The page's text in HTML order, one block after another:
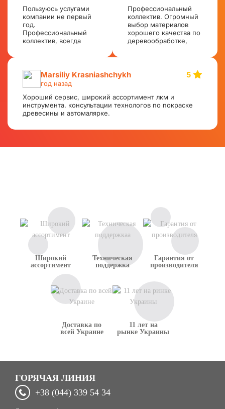
Пользуюсь услугами
компании не первый
год.
Профессиональный
коллектив, всегда
помогут
сформировать заказ.
Огромный выбор
материалов хорошего
качества по
адекватным ценам.
Доставка и
Профессиональный
коллектив. Огромный
выбор материалов
хорошего качества по
деревообработке,
Доставка и
формирование заказов
оперативная. Всем
рекомендую.
Marsiliy Krasniashchykh
год назад
5
Хороший сервис, широкий ассортимент лкм и
инструмента. консультации технологов по покраске
древесины и автомалярке.
Широкий
ассортимент
Техническая
поддержка
Гарантия от
производителя
Доставка по
всей Украине
11 лет на
рынке Украины
ГОРЯЧАЯ ЛИНИЯ
+38 (044) 339 54 34